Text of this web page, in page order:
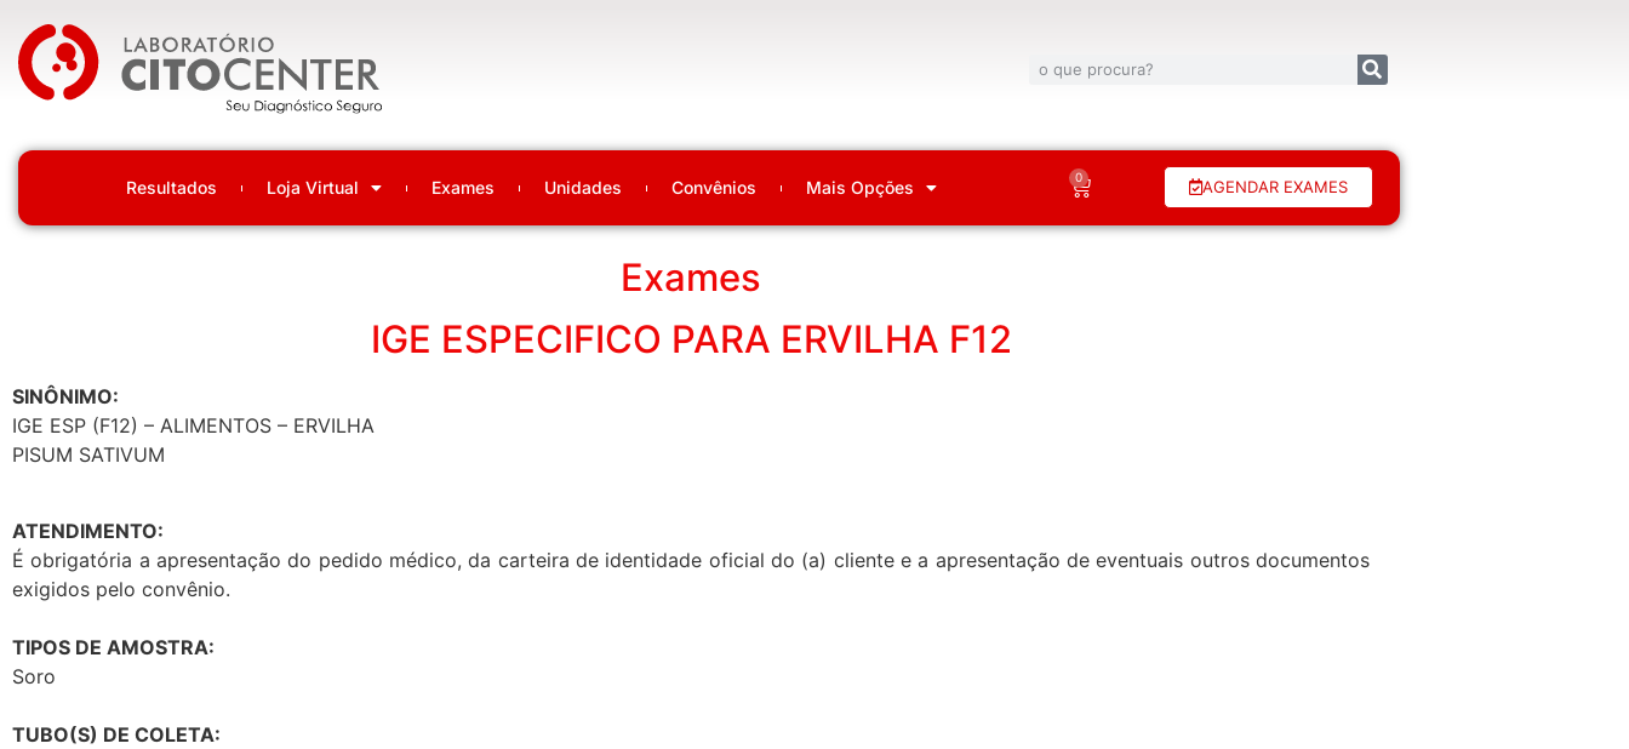
Laboratório Citocenter
Resultados Loja Virtual Exames Unidades Convênios Mais Opções 0 AGENDAR EXAMES
Exames
IGE ESPECIFICO PARA ERVILHA F12
SINÔNIMO:
IGE ESP (F12) – ALIMENTOS – ERVILHA
PISUM SATIVUM
ATENDIMENTO:
É obrigatória a apresentação do pedido médico, da carteira de identidade oficial do (a) cliente e a apresentação de eventuais outros documentos
exigidos pelo convênio.
TIPOS DE AMOSTRA:
Soro
TUBO(S) DE COLETA: